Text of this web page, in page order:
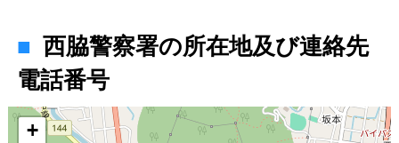
西脇警察署の所在地及び連絡先
電話番号
地図
+